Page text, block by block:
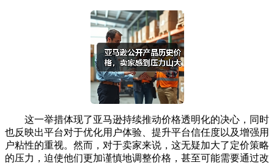
这一举措体现了亚马逊持续推动价格透明化的决心，同时
也反映出平台对于优化用户体验、提升平台信任度以及增强用
户粘性的重视。然而，对于卖家来说，这无疑加大了定价策略
的压力，迫使他们更加谨慎地调整价格，甚至可能需要通过改